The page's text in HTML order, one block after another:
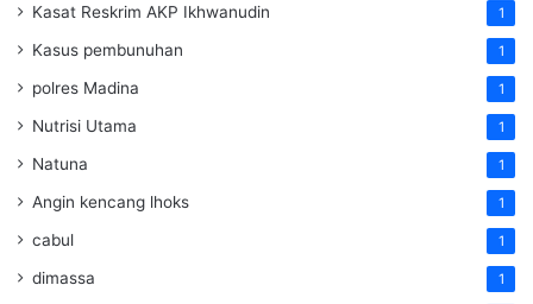
Kasat Reskrim AKP Ikhwanudin 1
Kasus pembunuhan 1
polres Madina 1
Nutrisi Utama 1
Natuna 1
Angin kencang lhoks 1
cabul 1
dimassa 1